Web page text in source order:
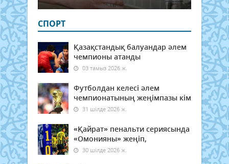
СПОРТ
Қазақстандық балуандар әлем
чемпионы атанды
03 тамыз 2026 ж.
Футболдан келесі әлем
чемпионатының жеңімпазы кім
31 шілде 2026 ж.
«Қайрат» пенальти сериясында
«Омонияны» жеңіп,
30 шілде 2026 ж.